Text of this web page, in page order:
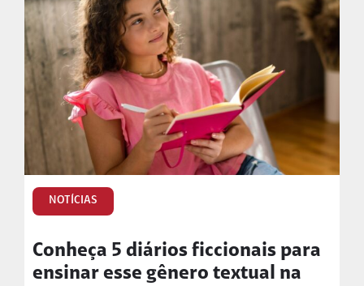
NOTÍCIAS
Conheça 5 diários ficcionais para
ensinar esse gênero textual na